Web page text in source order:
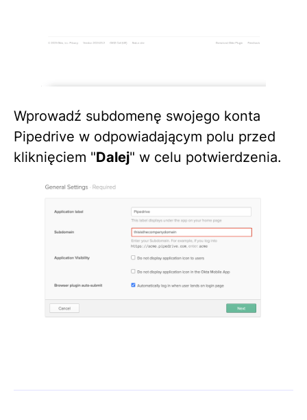
Wprowadź subdomenę swojego konta
Pipedrive w odpowiadającym polu przed
kliknięciem "Dalej" w celu potwierdzenia.